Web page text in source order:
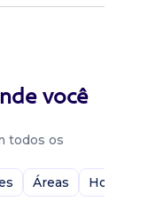
você
todos os
Áreas Home-